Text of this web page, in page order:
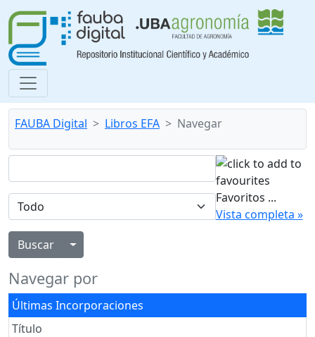
FAUBA Digital Libros EFA Navegar
Alternar menú desplegable
Favoritos ...
Vista completa »
Navegar por
Últimas Incorporaciones
Título